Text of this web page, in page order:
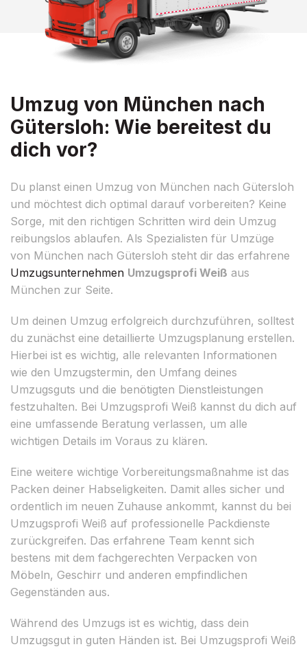
Umzug von München nach
Gütersloh: Wie bereitest du
dich vor?
Du planst einen Umzug von München nach Gütersloh
und möchtest dich optimal darauf vorbereiten? Keine
Sorge, mit den richtigen Schritten wird dein Umzug
reibungslos ablaufen. Als Spezialisten für Umzüge
von München nach Gütersloh steht dir das erfahrene
Umzugsunternehmen Umzugsprofi Weiß aus
München zur Seite.
Um deinen Umzug erfolgreich durchzuführen, solltest
du zunächst eine detaillierte Umzugsplanung erstellen.
Hierbei ist es wichtig, alle relevanten Informationen
wie den Umzugstermin, den Umfang deines
Umzugsguts und die benötigten Dienstleistungen
festzuhalten. Bei Umzugsprofi Weiß kannst du dich auf
eine umfassende Beratung verlassen, um alle
wichtigen Details im Voraus zu klären.
Eine weitere wichtige Vorbereitungsmaßnahme ist das
Packen deiner Habseligkeiten. Damit alles sicher und
ordentlich im neuen Zuhause ankommt, kannst du bei
Umzugsprofi Weiß auf professionelle Packdienste
zurückgreifen. Das erfahrene Team kennt sich
bestens mit dem fachgerechten Verpacken von
Möbeln, Geschirr und anderen empfindlichen
Gegenständen aus.
Während des Umzugs ist es wichtig, dass dein
Umzugsgut in guten Händen ist. Bei Umzugsprofi Weiß